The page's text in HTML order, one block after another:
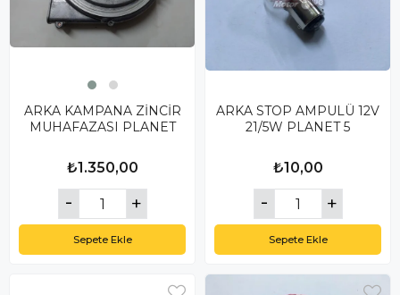
ARKA KAMPANA ZİNCİR
MUHAFAZASI PLANET
₺1.350,00
Sepete Ekle
ARKA STOP AMPULÜ 12V
21/5W PLANET 5
₺10,00
Sepete Ekle